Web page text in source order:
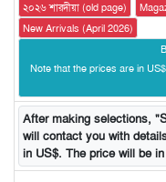
২০২৬ শারদীয়া (old page)
New Arrivals (April 2026)
Note that the prices are in
After making selections,
will contact you with
in US$. The price will be